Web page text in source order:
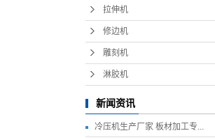
拉伸机
修边机
雕刻机
淋胶机
新闻资讯
冷压机生产厂家 板材加工专...